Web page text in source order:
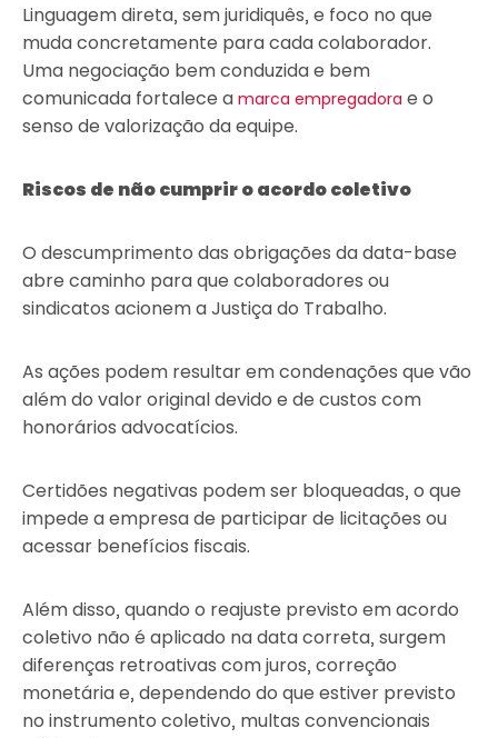
Linguagem direta, sem juridiquês, e foco no que
muda concretamente para cada colaborador.
Uma negociação bem conduzida e bem
comunicada fortalece a marca empregadora e o
senso de valorização da equipe.
Riscos de não cumprir o acordo coletivo
O descumprimento das obrigações da data-base
abre caminho para que colaboradores ou
sindicatos acionem a Justiça do Trabalho.
As ações podem resultar em condenações que vão
além do valor original devido e de custos com
honorários advocatícios.
Certidões negativas podem ser bloqueadas, o que
impede a empresa de participar de licitações ou
acessar benefícios fiscais.
Além disso, quando o reajuste previsto em acordo
coletivo não é aplicado na data correta, surgem
diferenças retroativas com juros, correção
monetária e, dependendo do que estiver previsto
no instrumento coletivo, multas convencionais